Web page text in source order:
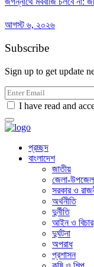
আগস্ট ৬, ২০২৬
Subscribe
Sign up to get update
I have read and
প্রচ্ছদ
বাংলাদেশ
জাতীয়
জেলা-
সরকার ও
অর্থনীতি
দুর্নীতি
আইন ও বিচার
দুর্ঘটনা
অপরাধ
প্রশাসন